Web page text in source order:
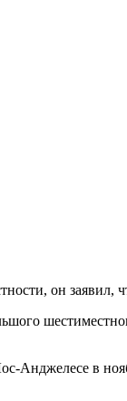
он заявил,
Анджелесе в